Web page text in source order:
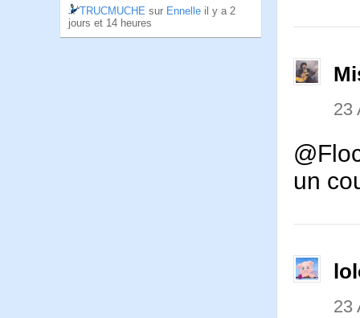
TRUCMUCHE sur Ennelle il y a 2
jours et 14 heures
23
un
23